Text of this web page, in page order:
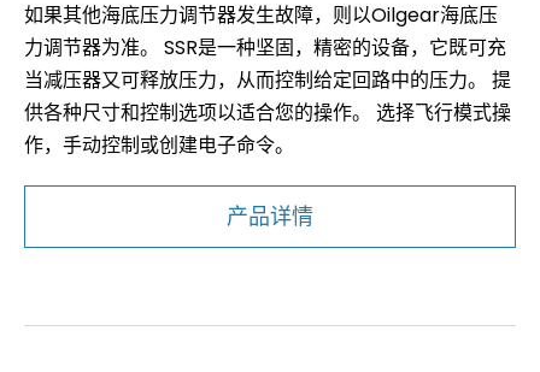
如果其他海底压力调节器发生故障，则以Oilgear海底压
力调节器为准。 SSR是一种坚固，精密的设备，它既可充
当减压器又可释放压力，从而控制给定回路中的压力。 提
供各种尺寸和控制选项以适合您的操作。 选择飞行模式操
作，手动控制或创建电子命令。
产品详情